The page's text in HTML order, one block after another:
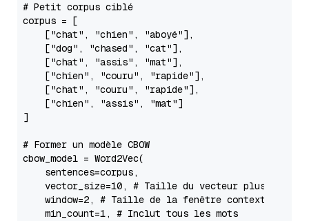
# Petit corpus ciblé
corpus = [
    [
"chat" , "chien" , "aboyé"],
    [
"dog" , "chased" , "cat"],
    [
"chat" , "assis" , "mat"],
    [
"chien" , "couru" , "rapide"],
    [
"chat" , "couru" , "rapide"],
    [
"chien" , "assis" , "mat"]
]
# Former un modèle CBOW
cbow_model = Word2Vec(
    sentences=corpus,
    vector_size=
10, # Taille du vecteur plus petite
    window=
2, # Taille de la fenêtre contextuelle
    min_count=
1, # Inclut tous les mots